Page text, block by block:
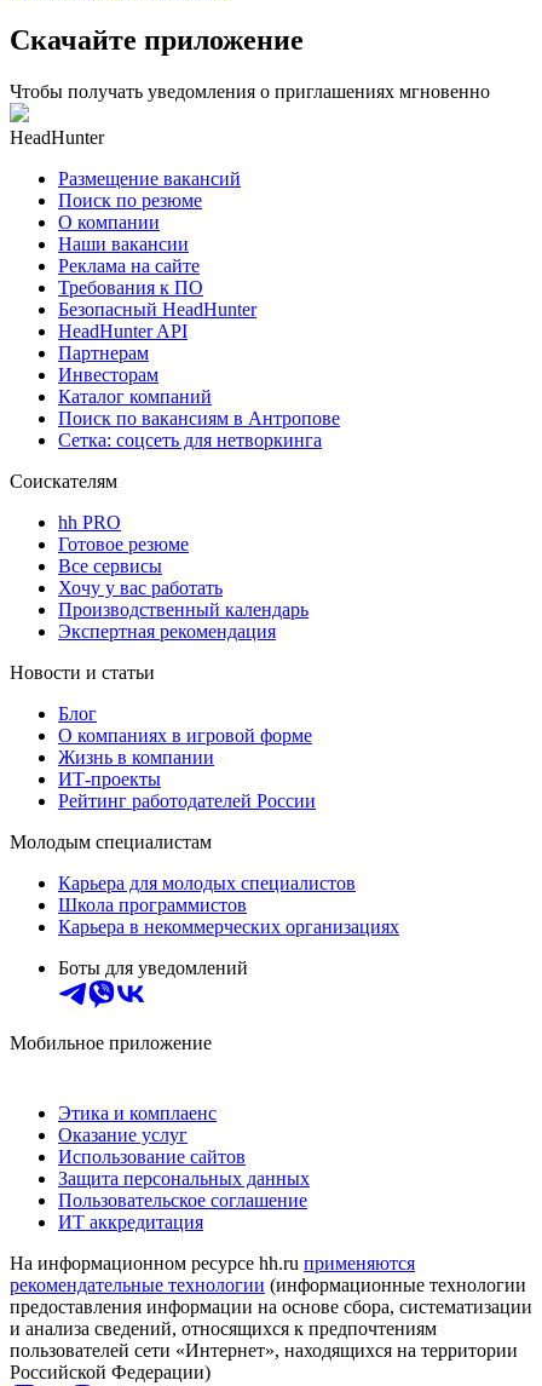
Скачайте приложение
Чтобы получать уведомления о приглашениях мгновенно
HeadHunter
Размещение вакансий
Поиск по резюме
О компании
Наши вакансии
Реклама на сайте
Требования к ПО
Безопасный HeadHunter
HeadHunter API
Партнерам
Инвесторам
Каталог компаний
Поиск по вакансиям в Антропове
Сетка: соцсеть для нетворкинга
Соискателям
hh PRO
Готовое резюме
Все сервисы
Хочу у вас работать
Производственный календарь
Экспертная рекомендация
Новости и статьи
Блог
О компаниях в игровой форме
Жизнь в компании
ИТ-проекты
Рейтинг работодателей России
Молодым специалистам
Карьера для молодых специалистов
Школа программистов
Карьера в некоммерческих организациях
Боты для уведомлений
Мобильное приложение
Этика и комплаенс
Оказание услуг
Использование сайтов
Защита персональных данных
Пользовательское соглашение
ИТ аккредитация
На информационном ресурсе hh.ru применяются
рекомендательные технологии (информационные технологии
предоставления информации на основе сбора, систематизации
и анализа сведений, относящихся к предпочтениям
пользователей сети «Интернет», находящихся на территории
Российской Федерации)